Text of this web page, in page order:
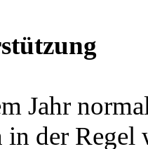
Jahr
in der Regel